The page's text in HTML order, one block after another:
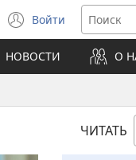
Войти
(открывается
в
новом
окне)
НОВОСТИ О
ЧИТАТЬ